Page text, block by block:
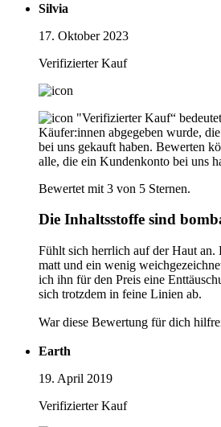
Silvia
17. Oktober 2023
Verifizierter Kauf
"Verifizierter Kauf“
Käufer:innen abgegeben wurde,
bei uns gekauft haben. Bewerten
alle, die ein Kundenkonto bei uns
Bewertet mit 3 von 5 Sternen.
Die Inhaltsstoffe sind
Fühlt sich herrlich auf der Haut
matt und ein wenig
ich ihn für den Preis eine
sich trotzdem in feine Linien ab.
War diese Bewertung für dich
Earth
19. April 2019
Verifizierter Kauf